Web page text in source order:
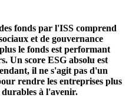
fonds par l'ISS comprend
et de gouvernance
le fonds est performant
Un score ESG absolu est
il ne s'agit pas d'un
rendre les entreprises plus
à l'avenir.